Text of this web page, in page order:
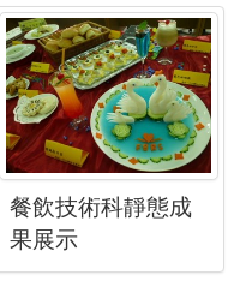
餐飲技術科靜態成
果展示